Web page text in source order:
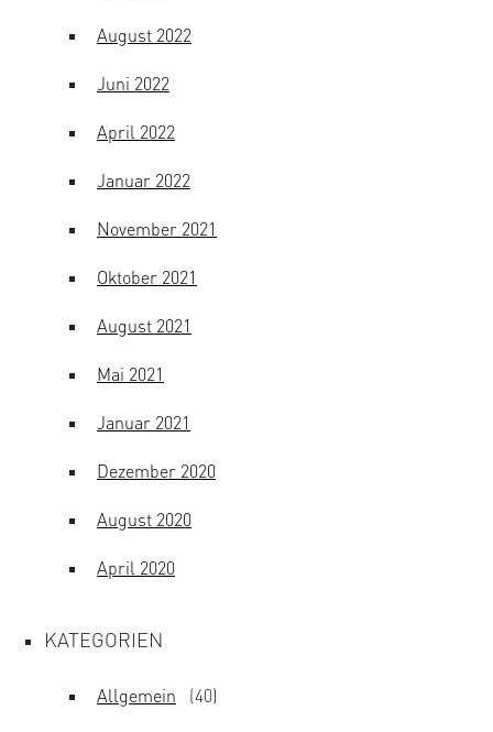
August 2022
Juni 2022
April 2022
Januar 2022
November 2021
Oktober 2021
August 2021
Mai 2021
Januar 2021
Dezember 2020
August 2020
April 2020
KATEGORIEN
Allgemein (40)